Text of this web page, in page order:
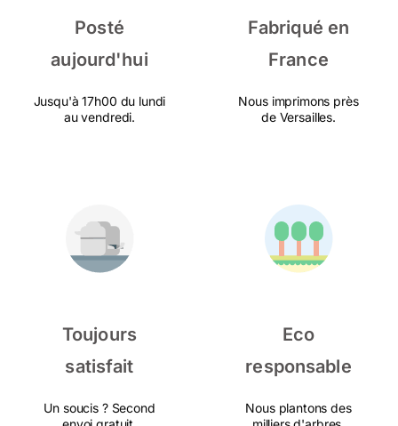
Posté
aujourd'hui
Jusqu'à 17h00 du lundi
au vendredi.
Fabriqué en
France
Nous imprimons près
de Versailles.
Toujours
satisfait
Un soucis ? Second
Eco
responsable
Nous plantons des